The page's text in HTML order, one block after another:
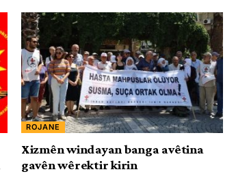
ROJANE
Xizmên windayan banga avêtina
gavên wêrektir kirin